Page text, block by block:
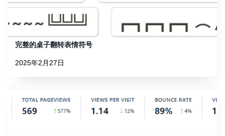
完整的桌子翻转表情符号
2025年2月27日